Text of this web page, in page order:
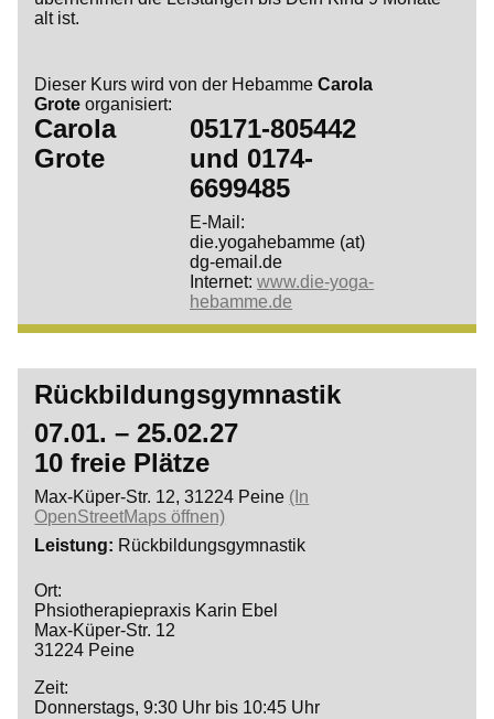
alt ist.
Dieser Kurs wird von der HebammeCarola
Grote organisiert:
Carola
Grote
05171-805442
und 0174-
6699485
E-Mail:
die.yogahebamme (at)
dg-email.de
Internet:www.die-yoga-
hebamme.de
Rückbildungsgymnastik
07.01. – 25.02.27
10 freie Plätze
Max-Küper-Str. 12, 31224 Peine (In
OpenStreetMaps öffnen)
Leistung
Rückbildungsgymnastik
Ort:
Phsiotherapiepraxis Karin Ebel
Max-Küper-Str. 12
31224 Peine
Zeit:
Donnerstags, 9:30 Uhr bis 10:45 Uhr